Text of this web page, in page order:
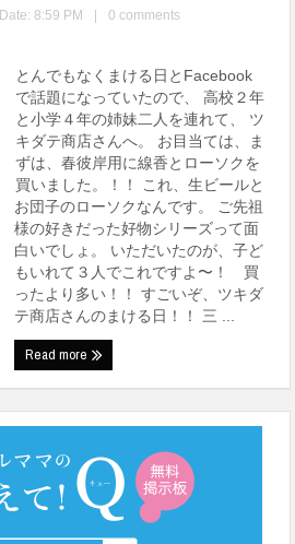
Date: 8:59 PM
0 comments
とんでもなくまける日とFacebook
で話題になっていたので、 高校２年
と小学４年の姉妹二人を連れて、 ツ
キダテ商店さんへ。 お目当ては、ま
ずは、春彼岸用に線香とローソクを
買いました。！！ これ、生ビールと
お団子のローソクなんです。 ご先祖
様の好きだった好物シリーズって面
白いでしょ。 いただいたのが、子ど
もいれて３人でこれですよ〜！ 買
ったより多い！！ すごいぞ、ツキダ
テ商店さんのまける日！！ 三 ...
Read more